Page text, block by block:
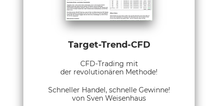
Target-Trend-CFD
CFD-Trading mit
der revolutionären Methode!
Schneller Handel, schnelle Gewinne!
von Sven Weisenhaus